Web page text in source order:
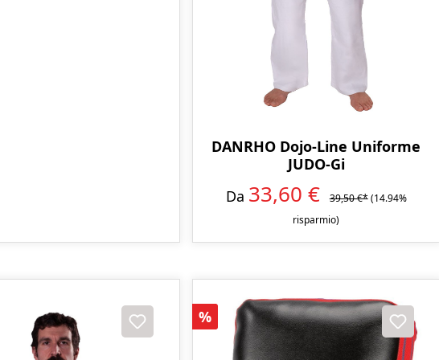
DANRHO Dojo-Line Uniforme
JUDO-Gi
Da 33,60 € 39,50 €*(14.94%
risparmio)
Sconto
%